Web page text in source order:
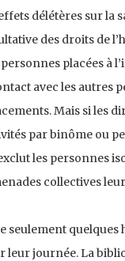
délétères sur la
des droits de
placées à
avec les autres
Mais si les
par binôme ou
les personnes
collectives
seulement
journée. La